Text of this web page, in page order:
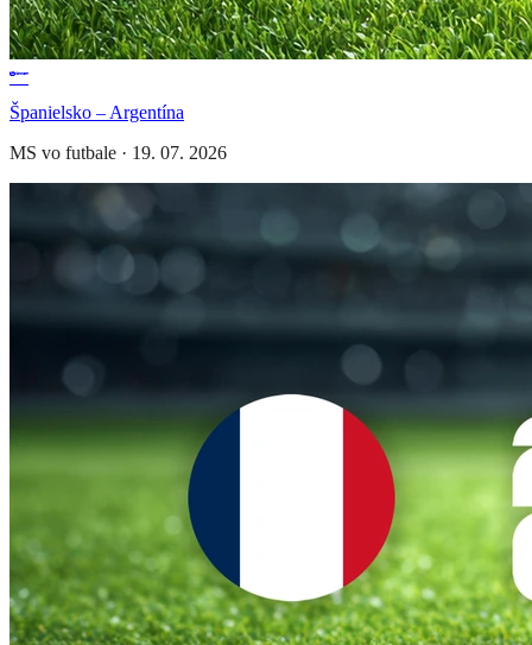
Španielsko – Argentína
MS vo futbale · 19. 07. 2026